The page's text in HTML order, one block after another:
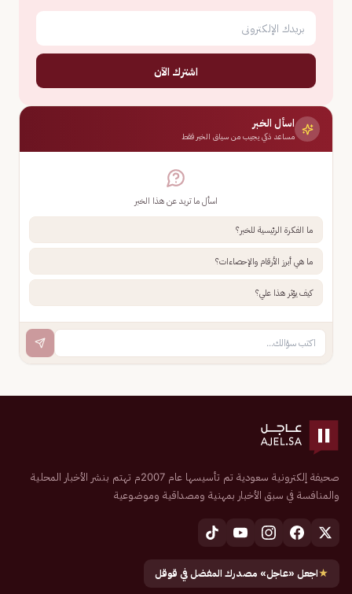
اشترك الآن
اسأل الخبر
مساعد ذكي يجيب من سياق الخبر فقط
اسأل ما تريد عن هذا الخبر
ما الفكرة الرئيسية للخبر؟
ما هي أبرز الأرقام والإحصاءات؟
كيف يؤثر هذا علي؟
صحيفة إلكترونية سعودية تم تأسيسها عام 2007م تهتم بنشر الأخبار المحلية
والمنافسة في سبق الأخبار بمهنية ومصداقية وموضوعية
★اجعل «عاجل» مصدرك المفضل في قوقل